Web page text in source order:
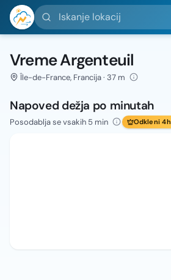
Iskanje lokacij
Vreme Argenteuil
Île-de-France, Francija · 37 m
Napoved dežja po minutah
Posodablja se vsakih 5 min Odkleni 4h